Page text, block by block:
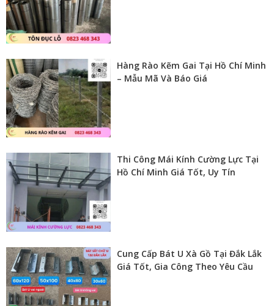
Hàng Rào Kẽm Gai Tại Hồ Chí Minh
– Mẫu Mã Và Báo Giá
Thi Công Mái Kính Cường Lực Tại
Hồ Chí Minh Giá Tốt, Uy Tín
Cung Cấp Bát U Xà Gồ Tại Đắk Lắk
Giá Tốt, Gia Công Theo Yêu Cầu